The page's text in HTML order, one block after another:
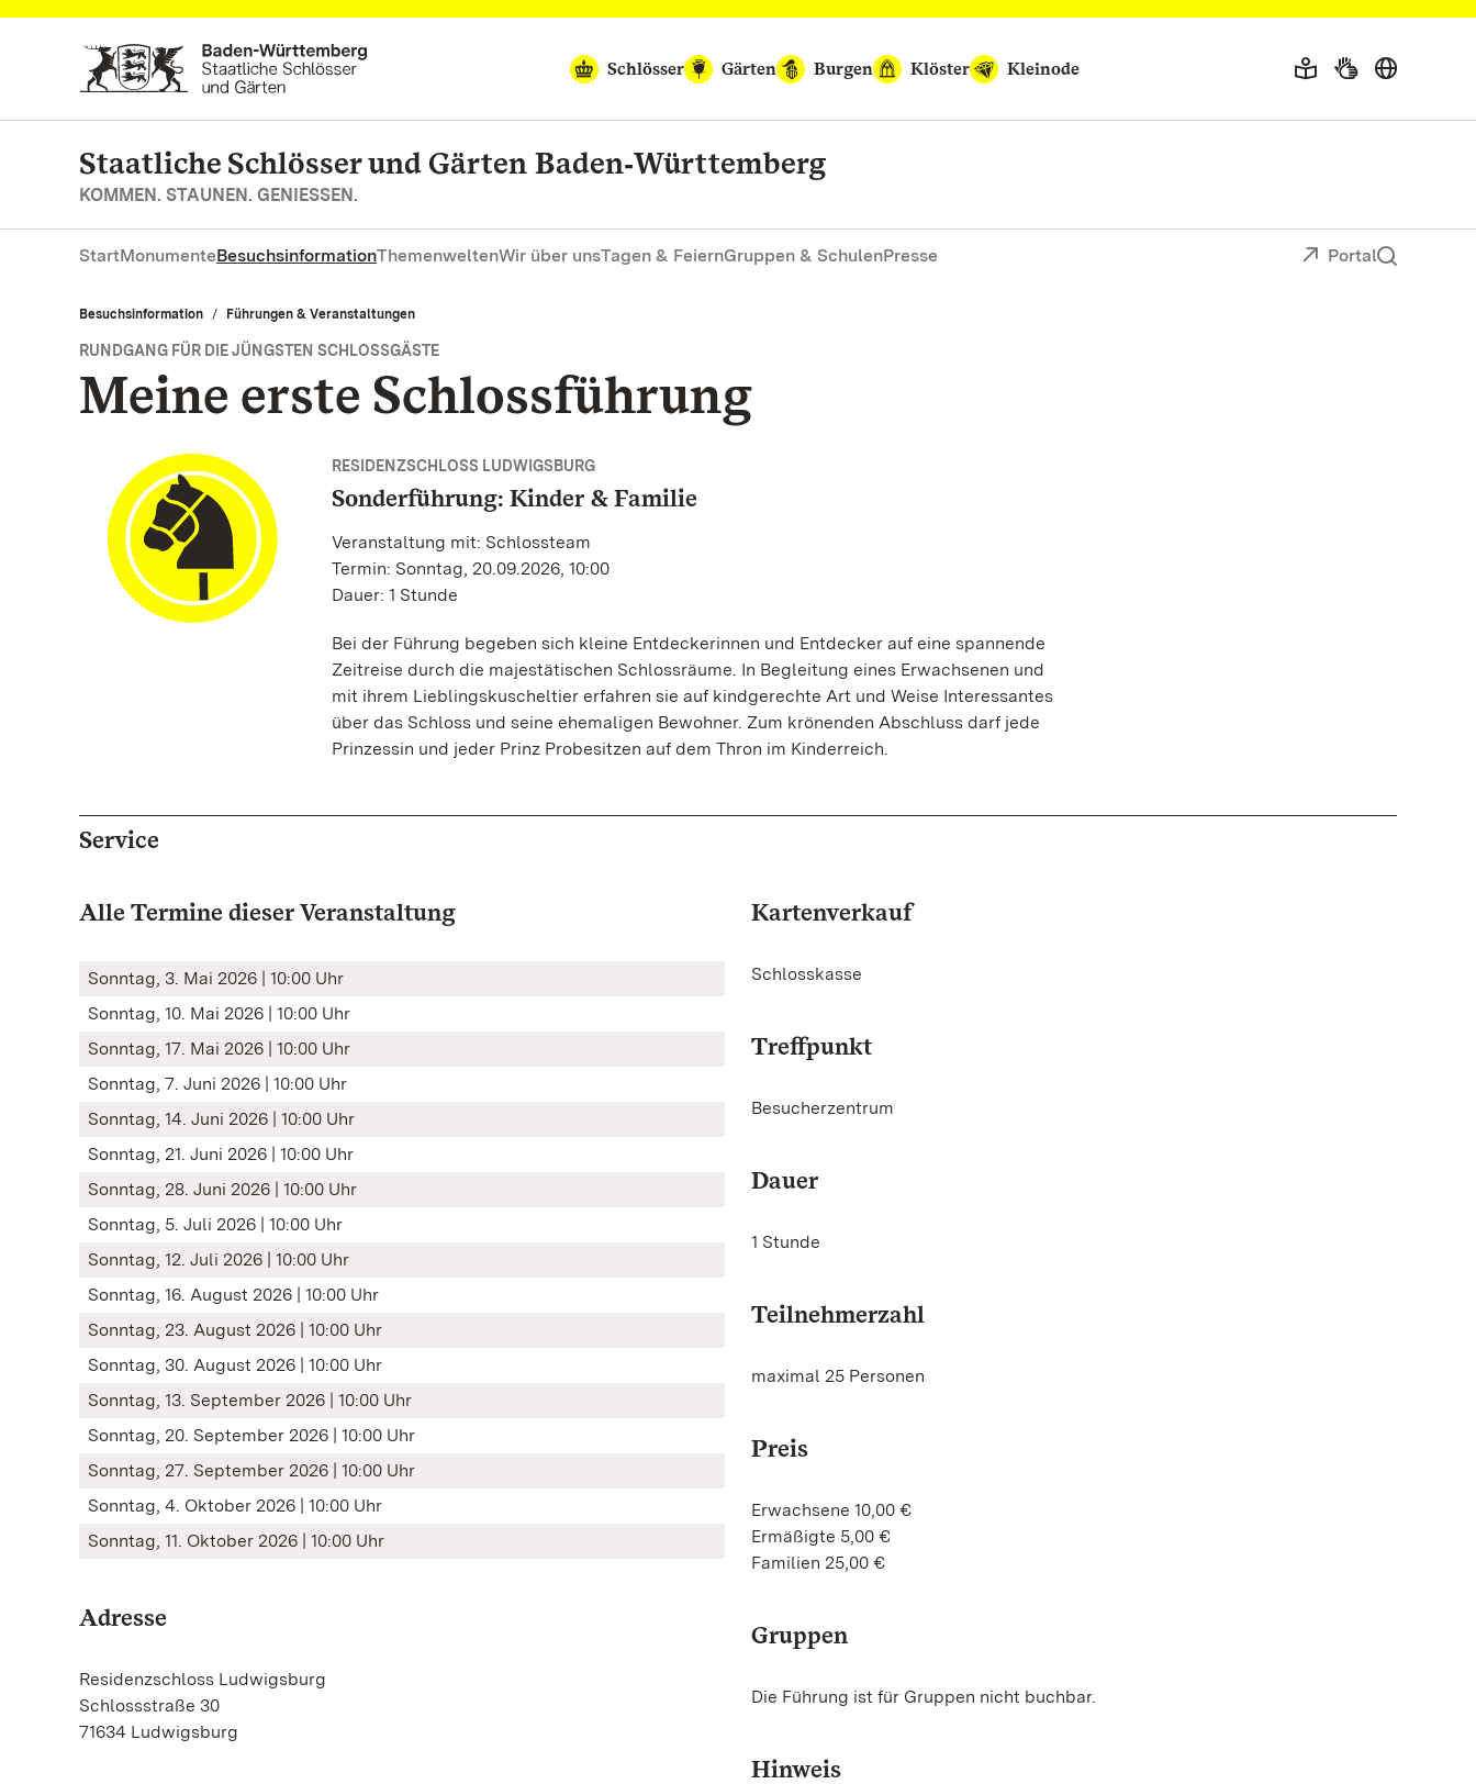
Zum Hauptinhalt springen
Schlösser
Gärten Burgen Klöster Kleinode
Staatliche Schlösser und Gärten Baden‑Württemberg
KOMMEN. STAUNEN. GENIESSEN.
StartMonumenteBesuchsinformationThemenweltenWir über unsTagen & FeiernGruppen & SchulenPresse Portal
Besuchsinformation Führungen & Veranstaltungen
RUNDGANG FÜR DIE JÜNGSTEN SCHLOSSGÄSTE
Meine erste Schlossführung
RESIDENZSCHLOSS LUDWIGSBURG
Sonderführung: Kinder & Familie
Veranstaltung mit: Schlossteam
Termin: Sonntag, 20.09.2026, 10:00
Dauer: 1 Stunde
Bei der Führung begeben sich kleine Entdeckerinnen und Entdecker auf eine spannende
Zeitreise durch die majestätischen Schlossräume. In Begleitung eines Erwachsenen und
mit ihrem Lieblingskuscheltier erfahren sie auf kindgerechte Art und Weise Interessantes
über das Schloss und seine ehemaligen Bewohner. Zum krönenden Abschluss darf jede
Prinzessin und jeder Prinz Probesitzen auf dem Thron im Kinderreich.
Service
Alle Termine dieser Veranstaltung
Sonntag, 3. Mai 2026 | 10:00 Uhr
Sonntag, 10. Mai 2026 | 10:00 Uhr
Sonntag, 17. Mai 2026 | 10:00 Uhr
Sonntag, 7. Juni 2026 | 10:00 Uhr
Sonntag, 14. Juni 2026 | 10:00 Uhr
Sonntag, 21. Juni 2026 | 10:00 Uhr
Sonntag, 28. Juni 2026 | 10:00 Uhr
Sonntag, 5. Juli 2026 | 10:00 Uhr
Sonntag, 12. Juli 2026 | 10:00 Uhr
Sonntag, 16. August 2026 | 10:00 Uhr
Sonntag, 23. August 2026 | 10:00 Uhr
Sonntag, 30. August 2026 | 10:00 Uhr
Sonntag, 13. September 2026 | 10:00 Uhr
Sonntag, 20. September 2026 | 10:00 Uhr
Sonntag, 27. September 2026 | 10:00 Uhr
Sonntag, 4. Oktober 2026 | 10:00 Uhr
Sonntag, 11. Oktober 2026 | 10:00 Uhr
Adresse
Residenzschloss Ludwigsburg
Schlossstraße 30
71634 Ludwigsburg
Kartenverkauf
Schlosskasse
Treffpunkt
Besucherzentrum
Dauer
1 Stunde
Teilnehmerzahl
maximal 25 Personen
Preis
Erwachsene 10,00 €
Ermäßigte 5,00 €
Familien 25,00 €
Gruppen
Die Führung ist für Gruppen nicht buchbar.
Hinweis